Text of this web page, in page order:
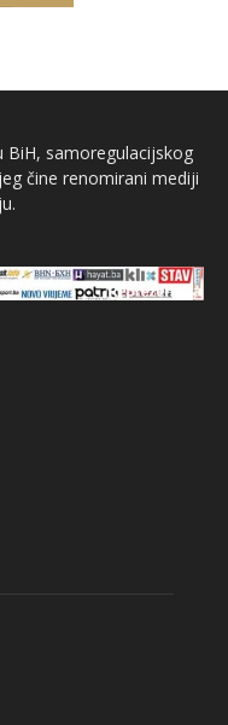
BiH, samoregulacijskog
čine renomirani mediji